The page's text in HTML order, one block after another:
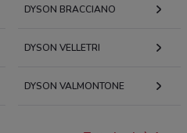
DYSON BRACCIANO
DYSON VELLETRI
DYSON VALMONTONE